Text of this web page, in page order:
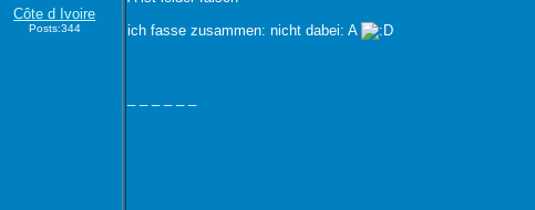
Côte d Ivoire
Posts:344
ich fasse zusammen: nicht dabei: A